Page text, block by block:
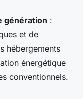
génération :
et de
hébergements
énergétique
conventionnels.